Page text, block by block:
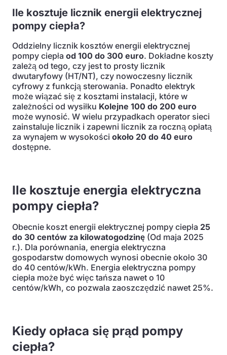
Ile kosztuje licznik energii elektrycznej
pompy ciepła?
Oddzielny licznik kosztów energii elektrycznej
pompy ciepła od 100 do 300 euro. Dokładne koszty
zależą od tego, czy jest to prosty licznik
dwutaryfowy (HT/NT), czy nowoczesny licznik
cyfrowy z funkcją sterowania. Ponadto elektryk
może wiązać się z kosztami instalacji, które w
zależności od wysiłku Kolejne 100 do 200 euro
może wynosić. W wielu przypadkach operator sieci
zainstaluje licznik i zapewni licznik za roczną opłatą
za wynajem w wysokości około 20 do 40 euro
dostępne.
Ile kosztuje energia elektryczna
pompy ciepła?
Obecnie koszt energii elektrycznej pompy ciepła 25
do 30 centów za kilowatogodzinę (Od maja 2025
r.). Dla porównania, energia elektryczna
gospodarstw domowych wynosi obecnie około 30
do 40 centów/kWh. Energia elektryczna pompy
ciepła może być więc tańsza nawet o 10
centów/kWh, co pozwala zaoszczędzić nawet 25%.
Kiedy opłaca się prąd pompy
ciepła?